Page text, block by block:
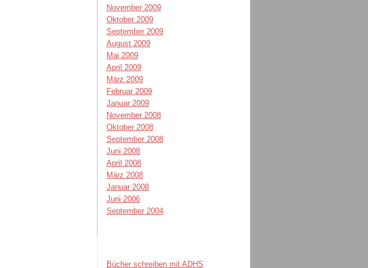
November 2009
Oktober 2009
September 2009
August 2009
Mai 2009
April 2009
März 2009
Februar 2009
Januar 2009
November 2008
Oktober 2008
September 2008
Juni 2008
April 2008
März 2008
Januar 2008
Juni 2006
September 2004
Bücher schreiben mit ADHS